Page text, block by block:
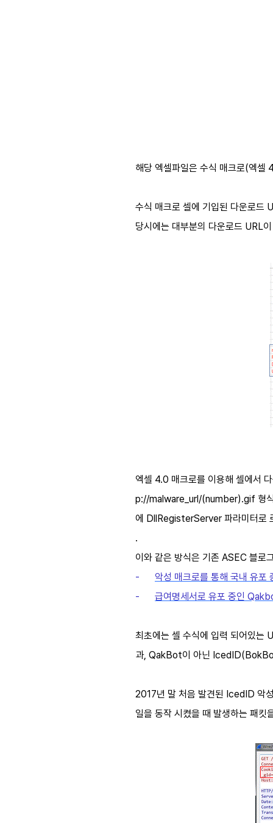
해당 엑셀파일은 수식 매크로(엑셀
수식 매크로 셀에 기입된 다운로드
당시에는 대부분의 다운로드 URL
엑셀 4.0 매크로를 이용해 셀에서
p://malware_url/(number).gif 형식
에 DllRegisterServer 파라미터로
.
이와 같은 방식은 기존 ASEC 블로
-
악성 매크로를 통해 국내 유
-
급여명세서로 유포 중인
최초에는 셀 수식에 입력 되어있는
과, QakBot이 아닌
2017년 말 처음 발견된 IcedID 악
일을 동작 시켰을 때 발생하는 패